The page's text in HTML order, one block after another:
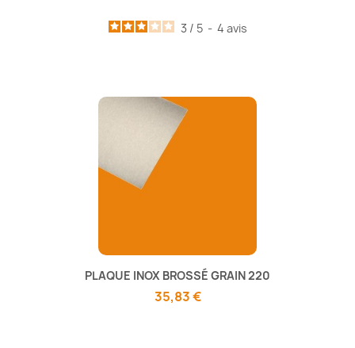
3 / 5 - 4 avis
PLAQUE INOX BROSSÉ GRAIN 220
35,83 €